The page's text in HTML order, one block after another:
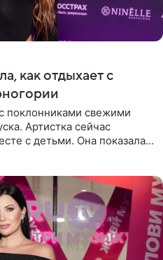
как отдыхает с
поклонниками свежими
Артистка сейчас
с детьми. Она показала,